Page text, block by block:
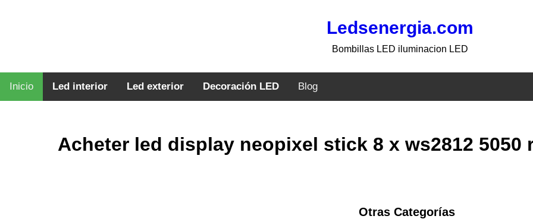
Ledsenergia.com
Bombillas LED iluminacion LED
Inicio Led interior Led exterior Decoración LED Blog
Acheter led display neopixel stick 8 x ws2812 5050
Otras Categorías